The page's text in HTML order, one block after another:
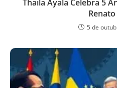
Thaila Ayala Celebra 5
5 de